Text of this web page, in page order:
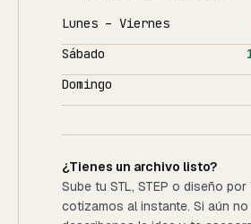
Lunes – Viernes
Sábado
Domingo
¿Tienes un archivo listo?
Sube tu STL, STEP o diseño por
cotizamos al instante. Si aún